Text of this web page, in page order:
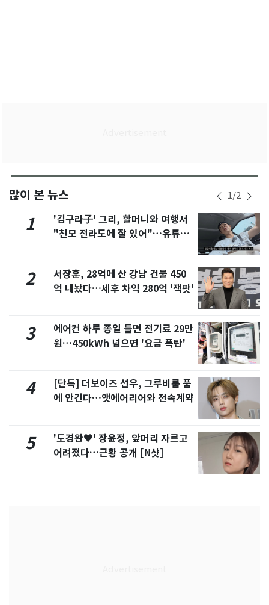
많이 본 뉴스 1/2
1
'김구라子' 그리, 할머니와 여행서
"친모 전라도에 잘 있어"…유튜브
2
서장훈, 28억에 산 강남 건물 450
억 내놨다…세후 차익 280억 '잭팟'
3
에어컨 하루 종일 틀면 전기료 29만
원…450kWh 넘으면 '요금 폭탄'
4
[단독] 더보이즈 선우, 그루비룸 품
에 안긴다…앳에어리어와 전속계약
5
'도경완♥' 장윤정, 앞머리 자르고
어려졌다…근황 공개 [N샷]